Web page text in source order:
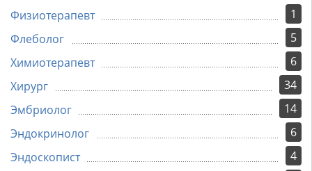
1
Физиотерапевт
5
Флеболог
6
Химиотерапевт
34
Хирург
14
Эмбриолог
6
Эндокринолог
4
Эндоскопист